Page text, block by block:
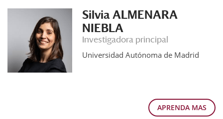
Silvia ALMENARA
NIEBLA
Investigadora principal
Universidad Autónoma de Madrid
APRENDA MAS